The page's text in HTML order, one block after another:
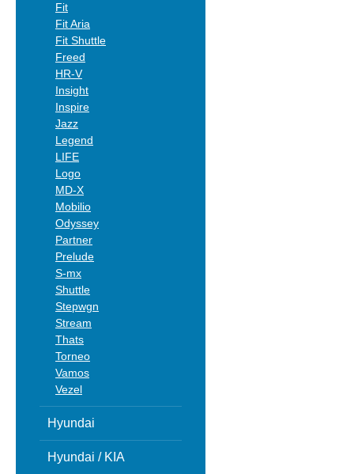
Fit
Fit Aria
Fit Shuttle
Freed
HR-V
Insight
Inspire
Jazz
Legend
LIFE
Logo
MD-X
Mobilio
Odyssey
Partner
Prelude
S-mx
Shuttle
Stepwgn
Stream
Thats
Torneo
Vamos
Vezel
Hyundai
Hyundai / KIA